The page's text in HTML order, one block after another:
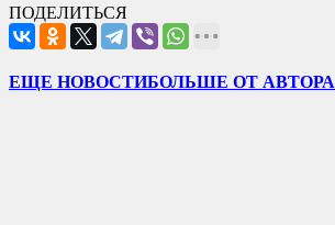
ПОДЕЛИТЬСЯ
ЕЩЕ НОВОСТИБОЛЬШЕ ОТ АВТОРА